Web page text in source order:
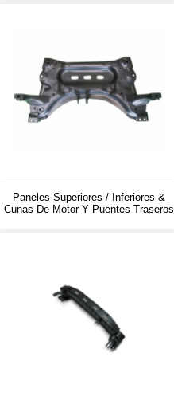
Paneles Superiores / Inferiores &
Cunas De Motor Y Puentes Traseros